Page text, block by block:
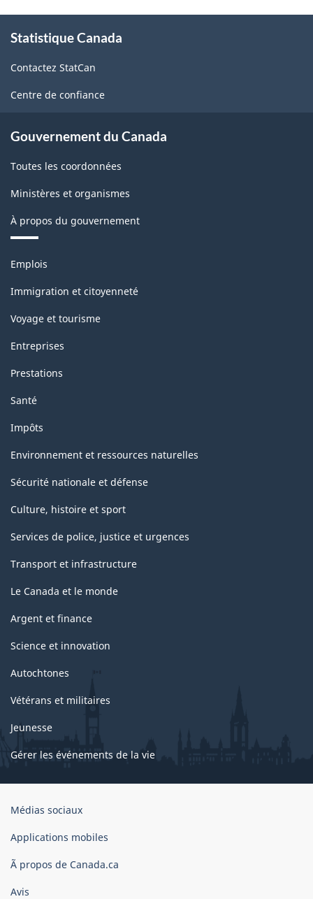
propos
ce
site
Statistique Canada
Contactez StatCan
Centre de confiance
Gouvernement du Canada
Toutes les coordonnées
Ministères et organismes
À propos du gouvernement
Thèmes
sujets
Emplois
Immigration et citoyenneté
Voyage et tourisme
Entreprises
Prestations
Santé
Impôts
Environnement et ressources naturelles
Sécurité nationale et défense
Culture, histoire et sport
Services de police, justice et urgences
Transport et infrastructure
Le Canada et le monde
Argent et finance
Science et innovation
Autochtones
Vétérans et militaires
Jeunesse
Gérer les événements de la vie
Organisation
gouvernement
Canada
Médias sociaux
Applications mobiles
Ã propos de Canada.ca
Avis